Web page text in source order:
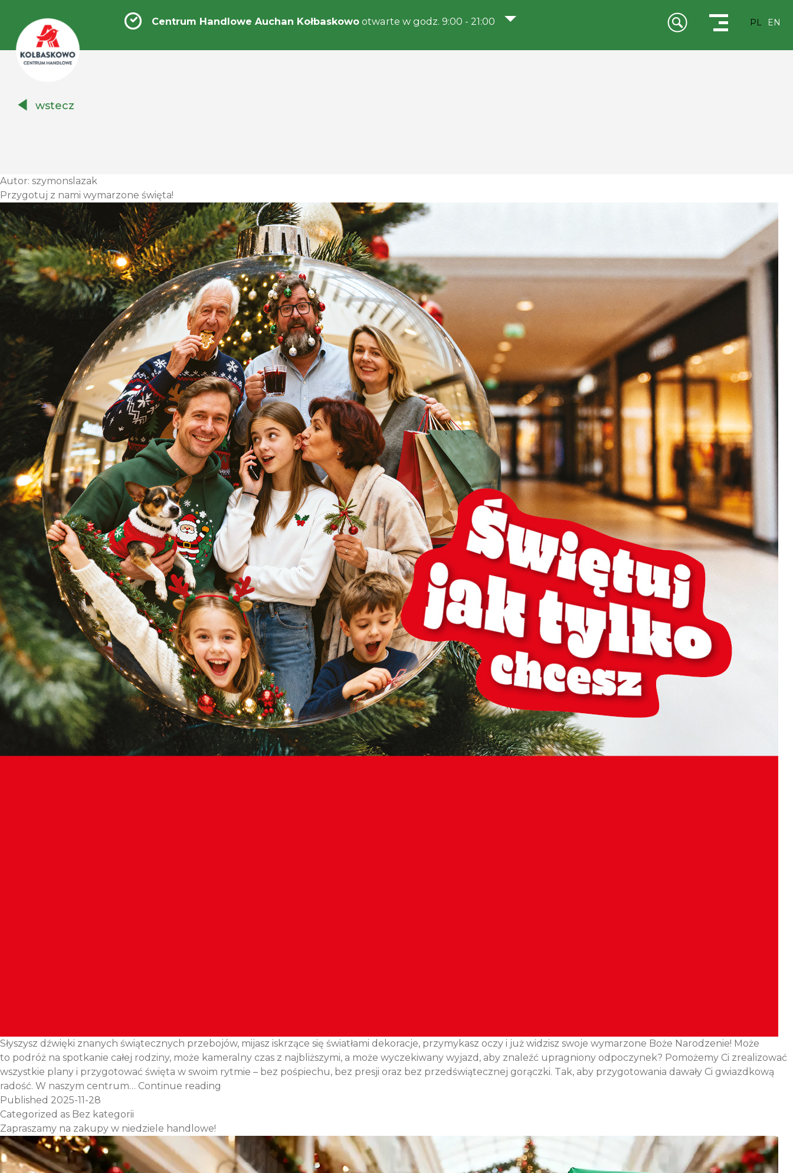
Handlowe
Centrum Handlowe Auchan Kołbaskowo otwarte w godz. 9:00 - 21:00 PL EN
wstecz
Autor: szymonslazak
Przygotuj z nami wymarzone święta!
Słyszysz dźwięki znanych świątecznych przebojów, mijasz iskrzące się światłami dekoracje, przymykasz oczy i już widzisz swoje wymarzone Boże Narodzenie! Może
to podróż na spotkanie całej rodziny, może kameralny czas z najbliższymi, a może wyczekiwany wyjazd, aby znaleźć upragniony odpoczynek? Pomożemy Ci zrealizować
wszystkie plany i przygotować święta w swoim rytmie – bez pośpiechu, bez presji oraz bez przedświątecznej gorączki. Tak, aby przygotowania dawały Ci gwiazdkową
radość. W naszym centrum… Continue reading
Published 2025-11-28
Categorized as Bez kategorii
Zapraszamy na zakupy w niedziele handlowe!